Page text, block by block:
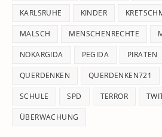
KARLSRUHE KINDER
MALSCH MENSCHENRECHTE
NOKARGIDA PEGIDA PIRATEN
QUERDENKEN QUERDENKEN721
SCHULE SPD TERROR
ÜBERWACHUNG